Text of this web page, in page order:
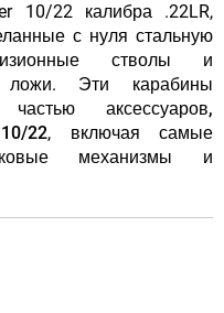
10/22 калибра .22LR,
с нуля стальную
стволы и
ложи. Эти карабины
аксессуаров,
22, включая самые
механизмы и